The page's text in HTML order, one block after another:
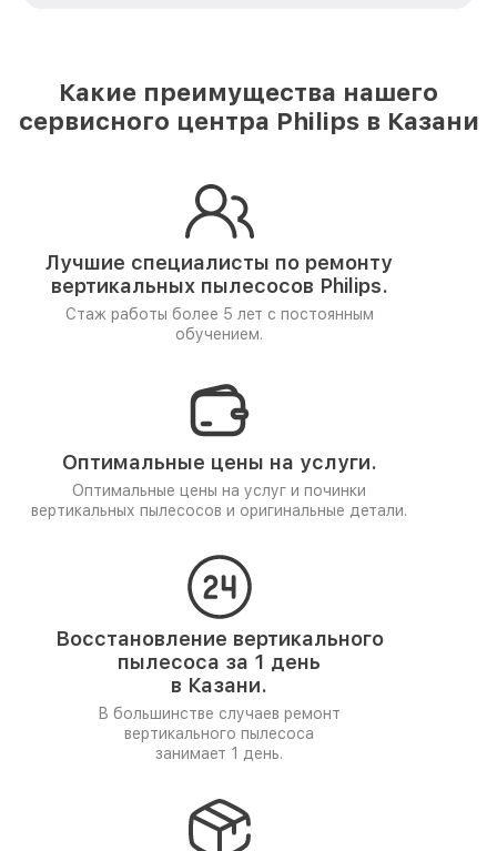
Какие преимущества нашего
сервисного центра Philips в Казани
Лучшие специалисты по ремонту
вертикальных пылесосов Philips.
Стаж работы более 5 лет с постоянным
обучением.
Оптимальные цены на услуги.
Оптимальные цены на услуг и починки
вертикальных пылесосов и оригинальные детали.
Восстановление вертикального
пылесоса за 1 день
в Казани.
В большинстве случаев ремонт
вертикального пылесоса
занимает 1 день.